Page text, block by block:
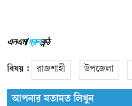
এনএম/ধ্রুবকন্ঠ
বিষয় : রাজশাহী উপজেলা
আপনার মতামত লিখুন